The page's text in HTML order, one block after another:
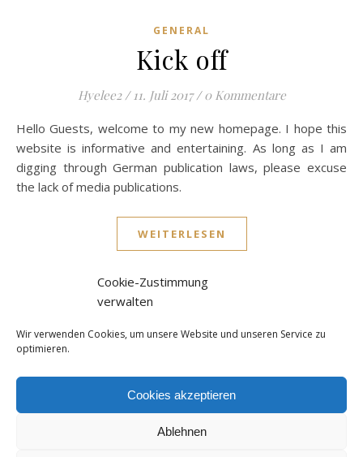
Cookie-Zustimmung
verwalten
Wir verwenden Cookies, um unsere Website und unseren Service zu
optimieren.
Cookies akzeptieren
Ablehnen
GENERAL
Kick off
Hyelee2 / 11. Juli 2017 / 0 Kommentare
Hello Guests, welcome to my new homepage. I hope this
website is informative and entertaining. As long as I am
digging through German publication laws, please excuse
the lack of media publications.
WEITERLESEN